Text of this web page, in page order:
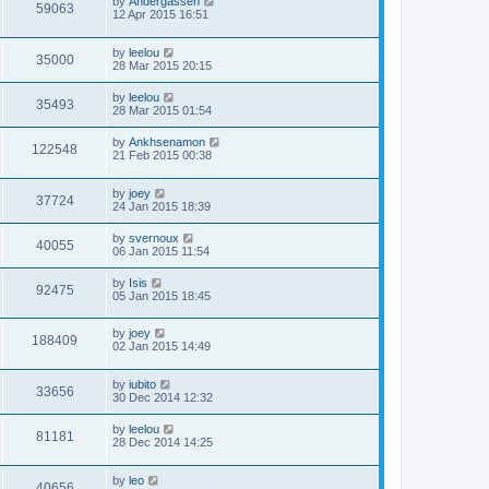
59063
12 Apr 2015 16:51
35000 by leelou
28 Mar 2015 20:15
35493 by leelou
28 Mar 2015 01:54
122548 by Ankhsenamon
21 Feb 2015 00:38
37724 by joey
24 Jan 2015 18:39
40055 by svernoux
06 Jan 2015 11:54
92475 by Isis
05 Jan 2015 18:45
188409 by joey
02 Jan 2015 14:49
33656 by iubito
30 Dec 2014 12:32
81181 by leelou
28 Dec 2014 14:25
by leo